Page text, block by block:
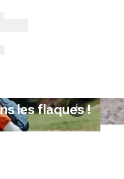
les flaques !